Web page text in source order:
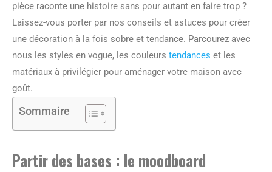
pièce raconte une histoire sans pour autant en faire trop ?
Laissez-vous porter par nos conseils et astuces pour créer
une décoration à la fois sobre et tendance. Parcourez avec
nous les styles en vogue, les couleurs tendances et les
matériaux à privilégier pour aménager votre maison avec
goût.
Sommaire
Partir des bases : le moodboard